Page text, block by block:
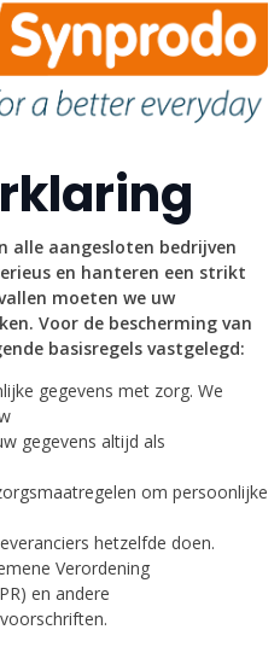
alle aangesloten bedrijven
en hanteren een strikt
moeten we uw
Voor de bescherming van
basisregels vastgelegd:
gegevens met zorg. We
gegevens altijd als
om persoonlijke
hetzelfde doen.
Verordening
en andere